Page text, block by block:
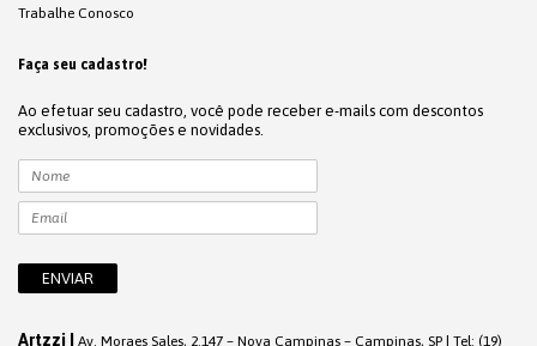
Trabalhe Conosco
Faça seu cadastro!
Ao efetuar seu cadastro, você pode receber e-mails com descontos
exclusivos, promoções e novidades.
Artzzi | Av. Moraes Sales, 2.147 – Nova Campinas – Campinas, SP | Tel: (19)